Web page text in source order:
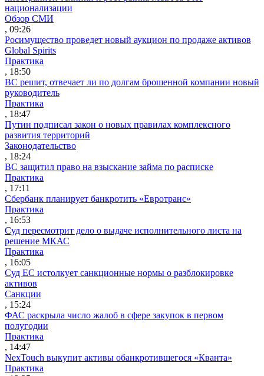
национализации
Обзор СМИ
, 09:26
Росимущество проведет новый аукцион по продаже активов
Global Spirits
Практика
, 18:50
ВС решит, отвечает ли по долгам брошенной компании новый
руководитель
Практика
, 18:47
Путин подписал закон о новых правилах комплексного
развития территорий
Законодательство
, 18:24
ВС защитил право на взыскание займа по расписке
Практика
, 17:11
Сбербанк планирует банкротить «Евротранс»
Практика
, 16:53
Суд пересмотрит дело о выдаче исполнительного листа на
решение МКАС
Практика
, 16:05
Суд ЕС истолкует санкционные нормы о разблокировке
активов
Санкции
, 15:24
ФАС раскрыла число жалоб в сфере закупок в первом
полугодии
Практика
, 14:47
NexTouch выкупит активы обанкротившегося «Кванта»
Практика